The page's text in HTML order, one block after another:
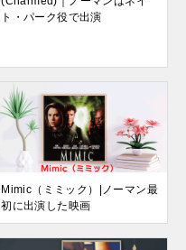
ト・パーク役で出演
Mimic（ミミック）|ノーマン最
初に出演した映画